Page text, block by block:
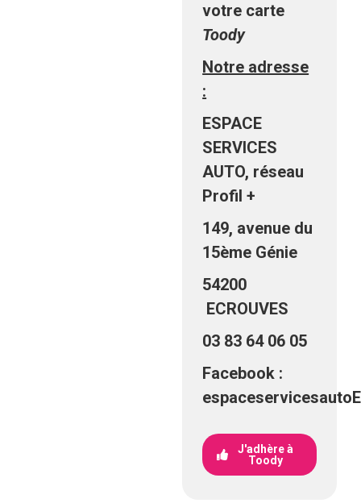
votre carte
Toody
Notre adresse
:
ESPACE
SERVICES
AUTO, réseau
Profil +
149, avenue du
15ème Génie
54200
ECROUVES
03 83 64 06 05
Facebook :
J'adhère à
Toody